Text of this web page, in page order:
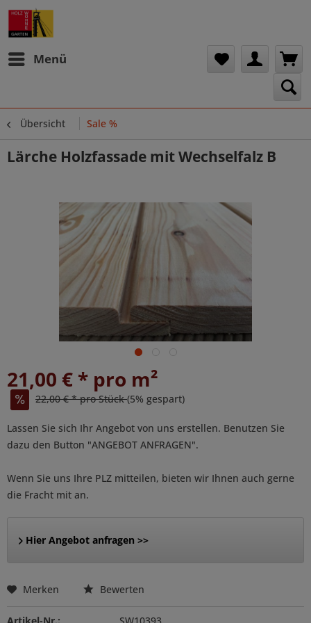
Menü
Übersicht Sale %
Lärche Holzfassade mit Wechselfalz B
21,00 € * pro m²
22,00 € * pro Stück(5% gespart)
Lassen Sie sich Ihr Angebot von uns erstellen. Benutzen Sie
dazu den Button "ANGEBOT ANFRAGEN".
Wenn Sie uns Ihre PLZ mitteilen, bieten wir Ihnen auch gerne
die Fracht mit an.
Hier Angebot anfragen >>
Merken Bewerten